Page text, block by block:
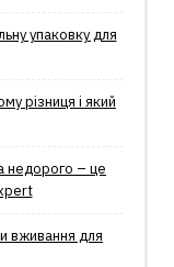
упаковку для
різниця і який
недорого – це
вживання для